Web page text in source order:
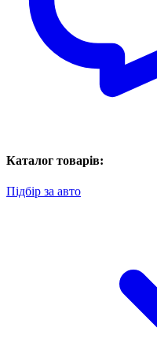
Каталог товарів:
Підбір за авто